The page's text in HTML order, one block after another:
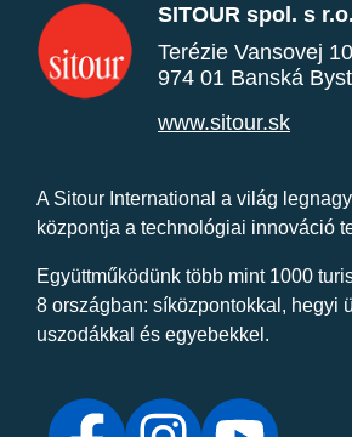
SITOUR spol. s r.o.
Terézie Vansovej 10
974 01 Banská
www.sitour.sk
A Sitour International a világ
központja a technológiai innováció
Együttműködünk több mint 1000
8 országban: síközpontokkal, hegyi
uszodákkal és egyebekkel.